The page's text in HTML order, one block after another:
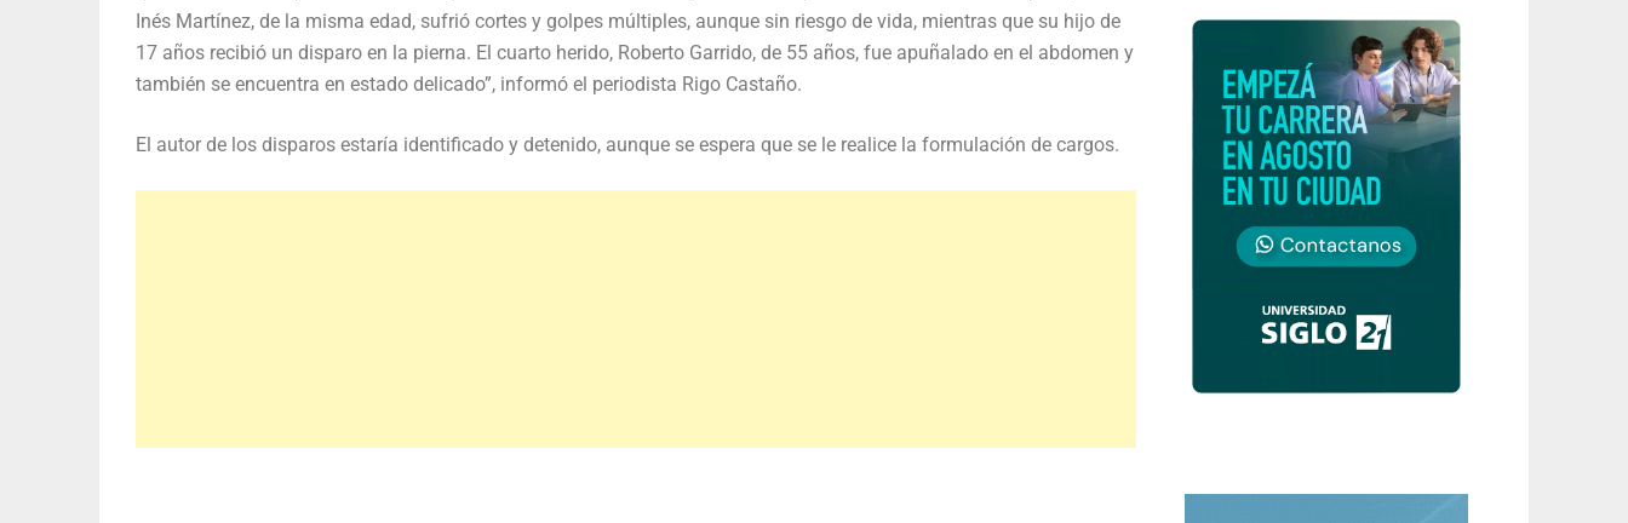
Inés Martínez, de la misma edad, sufrió cortes y golpes múltiples, aunque sin riesgo de vida, mientras que su hijo de
17 años recibió un disparo en la pierna. El cuarto herido, Roberto Garrido, de 55 años, fue apuñalado en el abdomen y
también se encuentra en estado delicado”, informó el periodista Rigo Castaño.
El autor de los disparos estaría identificado y detenido, aunque se espera que se le realice la formulación de cargos.